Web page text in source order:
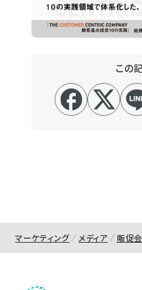
この
マーケティング メディア 販促